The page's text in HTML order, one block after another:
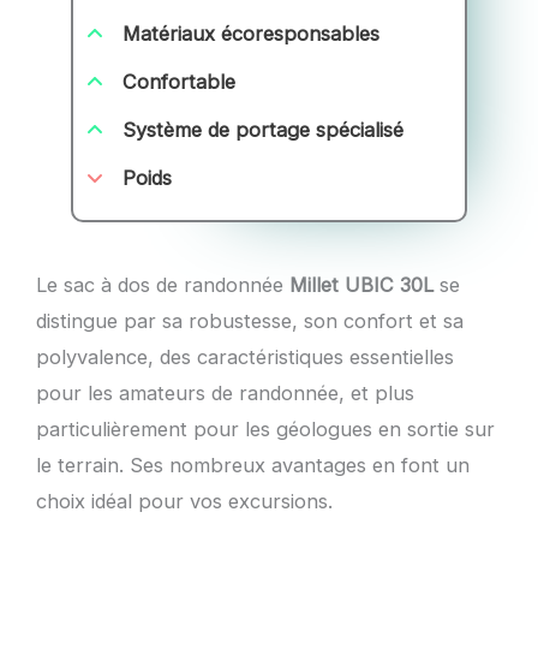
Matériaux écoresponsables
Confortable
Système de portage spécialisé
Poids
Le sac à dos de randonnée Millet UBIC 30Lse
distingue par sa robustesse, son confort et sa
polyvalence, des caractéristiques essentielles
pour les amateurs de randonnée, et plus
particulièrement pour les géologues en sortie sur
le terrain. Ses nombreux avantages en font un
choix idéal pour vos excursions.